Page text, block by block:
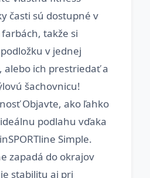
časti sú dostupné v
takže si
v jednej
alebo ich prestriedať a
šachovnicu!
Objavte, ako ľahko
podlahu vďaka
Simple.
zapadá do okrajov
stabilitu aj pri